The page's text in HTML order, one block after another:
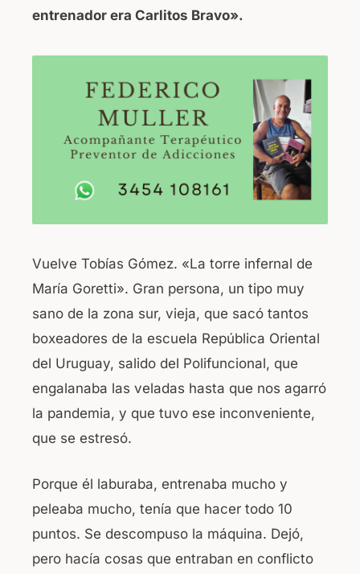
entrenador era Carlitos Bravo».
Vuelve Tobías Gómez. «La torre infernal de
María Goretti». Gran persona, un tipo muy
sano de la zona sur, vieja, que sacó tantos
boxeadores de la escuela República Oriental
del Uruguay, salido del Polifuncional, que
engalanaba las veladas hasta que nos agarró
la pandemia, y que tuvo ese inconveniente,
que se estresó.
Porque él laburaba, entrenaba mucho y
peleaba mucho, tenía que hacer todo 10
puntos. Se descompuso la máquina. Dejó,
pero hacía cosas que entraban en conflicto